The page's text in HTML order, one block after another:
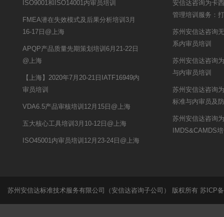
ISO9001和ISO14001内审员培训
FMEA潜在失效模式及后果分析培训3月
16-17日@上海
APQP产品质量先期策划培训6月21-22日
@上海
【上海】2020年7月20-21日IATF16949内
审员培训
VDA6.5产品审核培训12月15日@上海
五大核心工具培训3月10-12日@上海
ISO45001内审员培训12月23-24日@上海
安信达咨询为卡
管理培训服务：
苏州安信达咨询
系内审员培训
苏州安信达咨询
与内审员培训
苏州安信达咨询
标准与内审员及
苏州安信达咨询
IMDS&CAMDS
苏州安信达标准技术服务有限公司（安信达咨询子公司） 版权所有 苏ICP